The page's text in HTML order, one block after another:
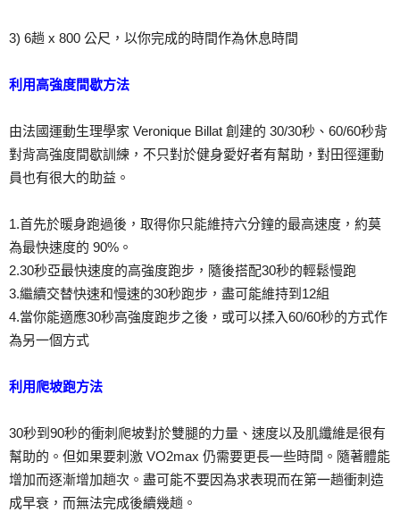
3) 6趟 x 800 公尺，以你完成的時間作為休息時間
利用高強度間歇方法
由法國運動生理學家 Veronique Billat 創建的 30/30秒、60/60秒背
對背高強度間歇訓練，不只對於健身愛好者有幫助，對田徑運動
員也有很大的助益。
1.首先於暖身跑過後，取得你只能維持六分鐘的最高速度，約莫
為最快速度的 90%。
2.30秒亞最快速度的高強度跑步，隨後搭配30秒的輕鬆慢跑
3.繼續交替快速和慢速的30秒跑步，盡可能維持到12組
4.當你能適應30秒高強度跑步之後，或可以揉入60/60秒的方式作
為另一個方式
利用爬坡跑方法
30秒到90秒的衝刺爬坡對於雙腿的力量、速度以及肌纖維是很有
幫助的。但如果要刺激 VO2max 仍需要更長一些時間。隨著體能
增加而逐漸增加趟次。盡可能不要因為求表現而在第一趟衝刺造
成早衰，而無法完成後續幾趟。